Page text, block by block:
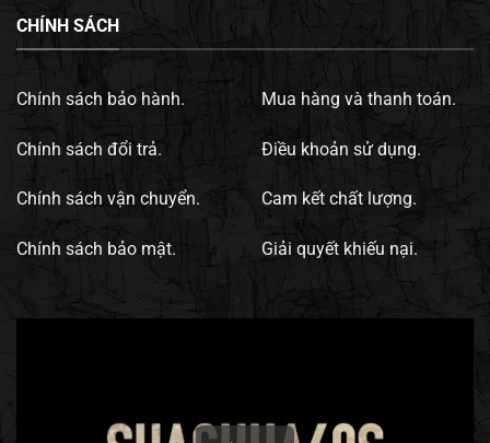
CHÍNH SÁCH
Chính sách bảo hành.
Chính sách đổi trả.
Chính sách vận chuyển.
Chính sách bảo mật.
Mua hàng và thanh toán.
Điều khoản sử dụng.
Cam kết chất lượng.
Giải quyết khiếu nại.